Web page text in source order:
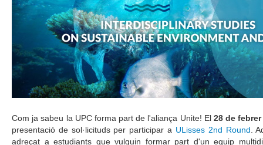
Com ja sabeu la UPC forma part de l'aliança Unite! El 28 de febrer
presentació de sol·licituds per participar a ULisses 2nd Round .
adreçat a estudiants que vulguin formar part d'un equip